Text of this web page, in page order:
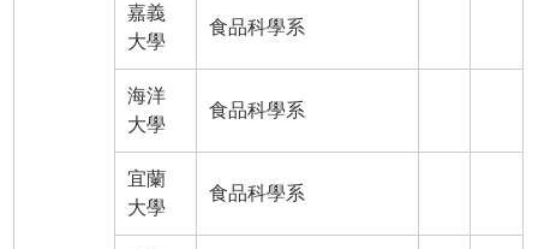
嘉義
大學
食品科學系
海洋
大學
食品科學系
宜蘭
大學
食品科學系